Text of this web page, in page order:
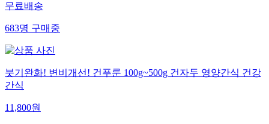
무료배송
683명 구매중
붓기완화! 변비개선! 건푸룬 100g~500g 건자두 영양간식 건강
간식
11,800원